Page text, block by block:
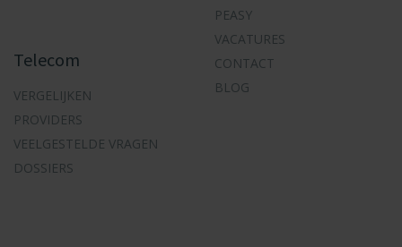
Telecom
VERGELIJKEN
PROVIDERS
VEELGESTELDE VRAGEN
DOSSIERS
PEASY
VACATURES
CONTACT
BLOG